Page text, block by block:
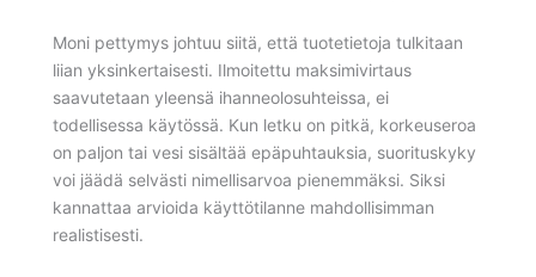
Moni pettymys johtuu siitä, että tuotetietoja tulkitaan
liian yksinkertaisesti. Ilmoitettu maksimivirtaus
saavutetaan yleensä ihanneolosuhteissa, ei
todellisessa käytössä. Kun letku on pitkä, korkeuseroa
on paljon tai vesi sisältää epäpuhtauksia, suorituskyky
voi jäädä selvästi nimellisarvoa pienemmäksi. Siksi
kannattaa arvioida käyttötilanne mahdollisimman
realistisesti.